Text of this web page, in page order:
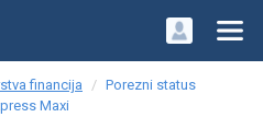
financija
Porezni status
Maxi